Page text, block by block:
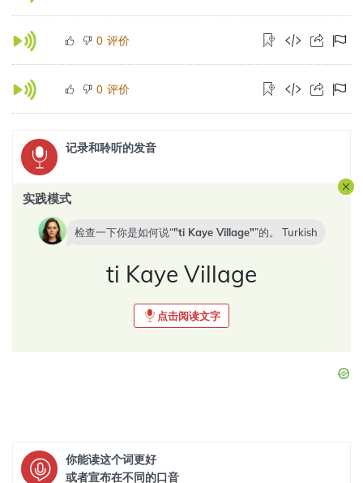
0 评价
0 评价
记录和聆听的发音
实践模式
检查一下你是如何说“ ti Kaye Village ”的。 Turkish
ti Kaye Village
点击阅读文字
你能读这个词更好
或者宣布在不同的口音